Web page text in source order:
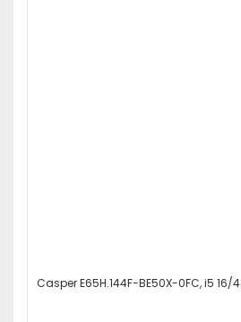
Casper E65H.144F-BE50X-0FC, i5